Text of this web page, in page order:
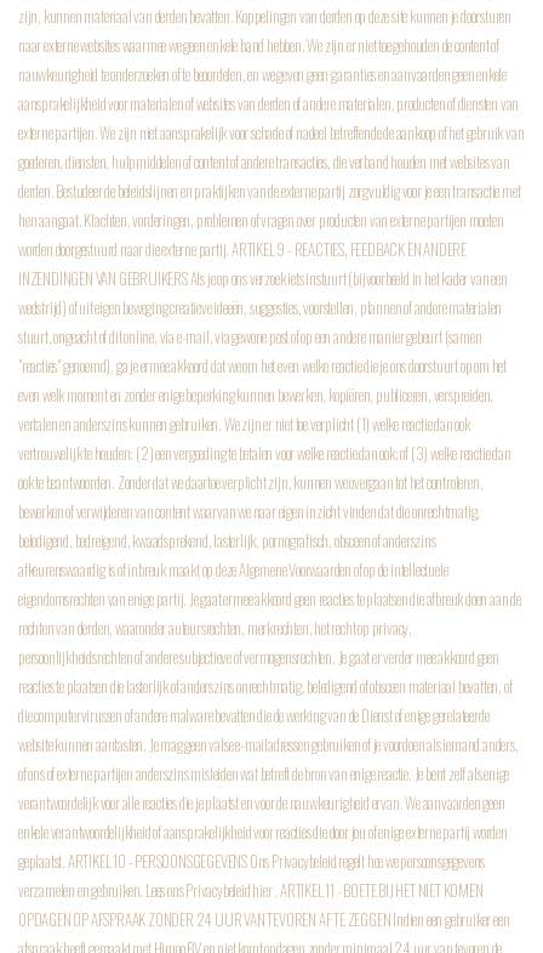
zijn, kunnen materiaal van derden bevatten. Koppelingen van derden op deze site kunnen je doorsturen
naar externe websites waarmee we geen enkele band hebben. We zijn er niet toe gehouden de content of
nauwkeurigheid te onderzoeken of te beoordelen, en we geven geen garanties en aanvaarden geen enkele
aansprakelijkheid voor materialen of websites van derden of andere materialen, producten of diensten van
externe partijen. We zijn niet aansprakelijk voor schade of nadeel betreffende de aankoop of het gebruik van
goederen, diensten, hulpmiddelen of content of andere transacties, die verband houden met websites van
derden. Bestudeer de beleidslijnen en praktijken van de externe partij zorgvuldig voor je een transactie met
hen aangaat. Klachten, vorderingen, problemen of vragen over producten van externe partijen moeten
worden doorgestuurd naar die externe partij.ARTIKEL 9 - REACTIES, FEEDBACK EN ANDERE
INZENDINGEN VAN GEBRUIKERSAls je op ons verzoek iets instuurt (bijvoorbeeld in het kader van een
wedstrijd) of uit eigen beweging creatieve ideeën, suggesties, voorstellen, plannen of andere materialen
stuurt, ongeacht of dit online, via e-mail, via gewone post of op een andere manier gebeurt (samen
"reacties" genoemd), ga je ermee akkoord dat we om het even welke reactie die je ons doorstuurt op om het
even welk moment en zonder enige beperking kunnen bewerken, kopiëren, publiceren, verspreiden,
vertalen en anderszins kunnen gebruiken. We zijn er niet toe verplicht (1) welke reactie dan ook
vertrouwelijk te houden; (2) een vergoeding te betalen voor welke reactie dan ook; of (3) welke reactie dan
ook te beantwoorden. Zonder dat we daartoe verplicht zijn, kunnen we overgaan tot het controleren,
bewerken of verwijderen van content waarvan we naar eigen inzicht vinden dat die onrechtmatig,
beledigend, bedreigend, kwaadsprekend, lasterlijk, pornografisch, obsceen of anderszins
afkeurenswaardig is of inbreuk maakt op deze Algemene Voorwaarden of op de intellectuele
eigendomsrechten van enige partij. Je gaat ermee akkoord geen reacties te plaatsen die afbreuk doen aan de
rechten van derden, waaronder auteursrechten, merkrechten, het recht op privacy,
persoonlijkheidsrechten of andere subjectieve of vermogensrechten. Je gaat er verder mee akkoord geen
reacties te plaatsen die lasterlijk of anderszins onrechtmatig, beledigend of obsceen materiaal bevatten, of
die computervirussen of andere malware bevatten die de werking van de Dienst of enige gerelateerde
website kunnen aantasten. Je mag geen valse e-mailadressen gebruiken of je voordoen als iemand anders,
of ons of externe partijen anderszins misleiden wat betreft de bron van enige reactie. Je bent zelf als enige
verantwoordelijk voor alle reacties die je plaatst en voor de nauwkeurigheid ervan. We aanvaarden geen
enkele verantwoordelijkheid of aansprakelijkheid voor reacties die door jou of enige externe partij worden
geplaatst.ARTIKEL 10 - PERSOONSGEGEVENSOns Privacybeleid regelt hoe we persoonsgegevens
verzamelen en gebruiken. Lees ons Privacybeleid hier .ARTIKEL 11 - BOETE BIJ HET NIET KOMEN
OPDAGEN OP AFSPRAAK ZONDER 24 UUR VAN TEVOREN AF TE ZEGGENIndien een gebruiker een
afspraak heeft gemaakt met Himoo BV en niet komt opdagen zonder minimaal 24 uur van tevoren de